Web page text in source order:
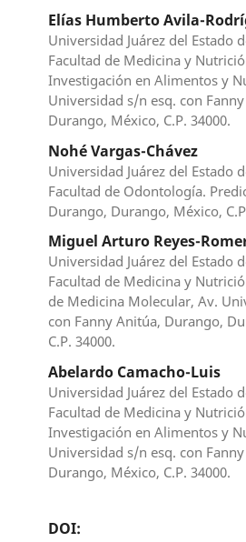
Elías Humberto Avila-
Universidad Juárez del Estado
Facultad de Medicina y
Investigación en Alimentos y
Universidad s/n esq. con
Durango, México, C.P. 34000.
Nohé Vargas-Chávez
Universidad Juárez del Estado
Facultad de Odontología.
Durango, Durango, México,
Miguel Arturo Reyes-
Universidad Juárez del Estado
Facultad de Medicina y
de Medicina Molecular, Av.
con Fanny Anitúa, Durango,
C.P. 34000.
Abelardo Camacho-Luis
Universidad Juárez del Estado
Facultad de Medicina y
Investigación en Alimentos y
Universidad s/n esq. con
Durango, México, C.P. 34000.
DOI: